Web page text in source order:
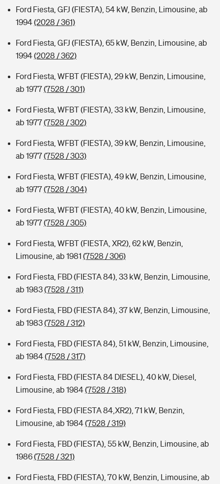
Ford Fiesta, GFJ (FIESTA), 54 kW, Benzin, Limousine, ab
1994(2028 / 361)
Ford Fiesta, GFJ (FIESTA), 65 kW, Benzin, Limousine, ab
1994(2028 / 362)
Ford Fiesta, WFBT (FIESTA), 29 kW, Benzin, Limousine,
ab 1977(7528 / 301)
Ford Fiesta, WFBT (FIESTA), 33 kW, Benzin, Limousine,
ab 1977(7528 / 302)
Ford Fiesta, WFBT (FIESTA), 39 kW, Benzin, Limousine,
ab 1977(7528 / 303)
Ford Fiesta, WFBT (FIESTA), 49 kW, Benzin, Limousine,
ab 1977(7528 / 304)
Ford Fiesta, WFBT (FIESTA), 40 kW, Benzin, Limousine,
ab 1977(7528 / 305)
Ford Fiesta, WFBT (FIESTA, XR2), 62 kW, Benzin,
Limousine, ab 1981 (7528 / 306)
Ford Fiesta, FBD (FIESTA 84), 33 kW, Benzin, Limousine,
ab 1983(7528 / 311)
Ford Fiesta, FBD (FIESTA 84), 37 kW, Benzin, Limousine,
ab 1983(7528 / 312)
Ford Fiesta, FBD (FIESTA 84), 51 kW, Benzin, Limousine,
ab 1984(7528 / 317)
Ford Fiesta, FBD (FIESTA 84 DIESEL), 40 kW, Diesel,
Limousine, ab 1984(7528 / 318)
Ford Fiesta, FBD (FIESTA 84,XR2), 71 kW, Benzin,
Limousine, ab 1984(7528 / 319)
Ford Fiesta, FBD (FIESTA), 55 kW, Benzin, Limousine, ab
1986(7528 / 321)
Ford Fiesta, FBD (FIESTA), 70 kW, Benzin, Limousine, ab